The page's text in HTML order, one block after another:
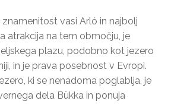
vasi Arló in najbolj
atrakcija na tem območju, je
plazu, podobno kot jezero
in je prava posebnost v Evropi.
ki se nenadoma poglablja, je
dela Bükka in ponuja